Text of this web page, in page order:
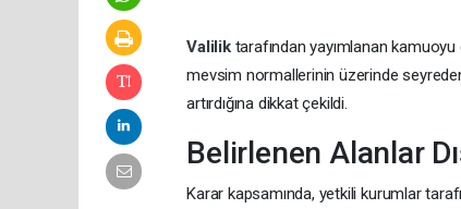
Valilik tarafından yayımlanan
mevsim normallerinin üzerinde seyreden
artırdığına dikkat çekildi.
Belirlenen Alanlar
Karar kapsamında, yetkili kurumlar